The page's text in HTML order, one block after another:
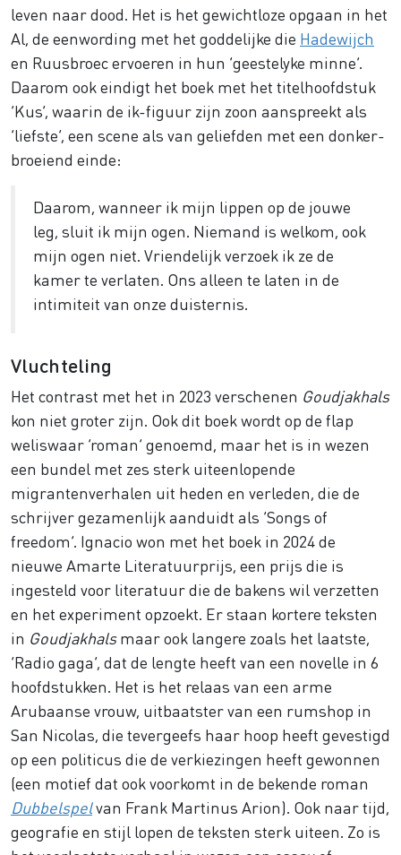
leven naar dood. Het is het gewichtloze opgaan in het
Al, de eenwording met het goddelijke die Hadewijch
en Ruusbroec ervoeren in hun ‘geestelyke minne’.
Daarom ook eindigt het boek met het titelhoofdstuk
‘Kus’, waarin de ik-figuur zijn zoon aanspreekt als
‘liefste’, een scene als van geliefden met een donker-
broeiend einde:
Daarom, wanneer ik mijn lippen op de jouwe
leg, sluit ik mijn ogen. Niemand is welkom, ook
mijn ogen niet. Vriendelijk verzoek ik ze de
kamer te verlaten. Ons alleen te laten in de
intimiteit van onze duisternis.
Vluchteling
Het contrast met het in 2023 verschenen Goudjakhals
kon niet groter zijn. Ook dit boek wordt op de flap
weliswaar ‘roman’ genoemd, maar het is in wezen
een bundel met zes sterk uiteenlopende
migrantenverhalen uit heden en verleden, die de
schrijver gezamenlijk aanduidt als ‘Songs of
freedom’. Ignacio won met het boek in 2024 de
nieuwe Amarte Literatuurprijs, een prijs die is
ingesteld voor literatuur die de bakens wil verzetten
en het experiment opzoekt. Er staan kortere teksten
in Goudjakhalsmaar ook langere zoals het laatste,
‘Radio gaga’, dat de lengte heeft van een novelle in 6
hoofdstukken. Het is het relaas van een arme
Arubaanse vrouw, uitbaatster van een rumshop in
San Nicolas, die tevergeefs haar hoop heeft gevestigd
op een politicus die de verkiezingen heeft gewonnen
(een motief dat ook voorkomt in de bekende roman
Dubbelspelvan Frank Martinus Arion). Ook naar tijd,
geografie en stijl lopen de teksten sterk uiteen. Zo is